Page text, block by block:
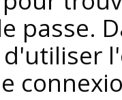
passe.
d'utiliser